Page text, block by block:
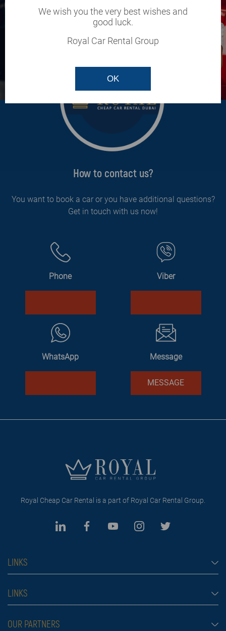
How to contact us?
You want to book a car or you have additional questions?
Get in touch with us now!
Phone Viber
WhatsApp Message
MESSAGE
Royal Cheap Car Rental is a part of Royal Car Rental Group.
LINKS
Cheap car rental Dubai
Car rental
Prices
LINKS
Rental conditions
OUR PARTNERS
We wish you the very best wishes and
good luck.
Royal Car Rental Group
OK